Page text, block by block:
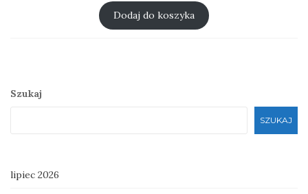
wynosiła:
zł 30.00.
wynosi:
zł 25.00.
Dodaj do koszyka
Szukaj
SZUKAJ
lipiec 2026